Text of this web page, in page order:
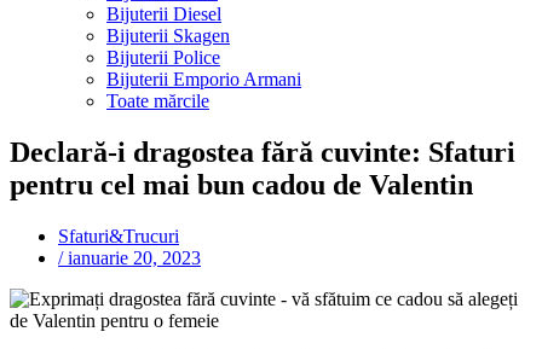
Bijuterii Diesel
Bijuterii Skagen
Bijuterii Police
Bijuterii Emporio Armani
Toate mărcile
Declară-i dragostea fără cuvinte: Sfaturi
pentru cel mai bun cadou de Valentin
Sfaturi&Trucuri
/ ianuarie 20, 2023